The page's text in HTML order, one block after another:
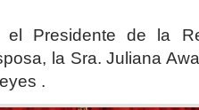
Presidente de la
la Sra. Juliana
.